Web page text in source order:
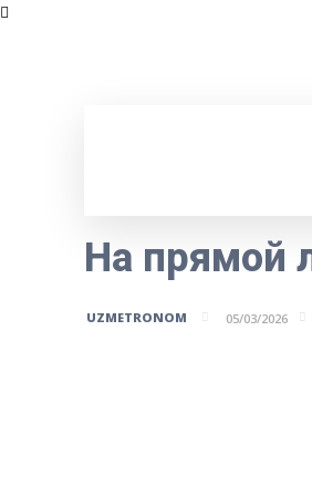
На прямой
UZMETRONOM 05/03/2026